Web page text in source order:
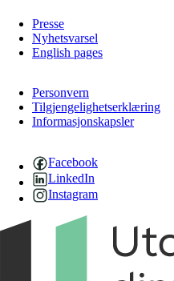
Presse
Nyhetsvarsel
English pages
Personvern
Tilgjengelighetserklæring
Informasjonskapsler
Facebook
LinkedIn
Instagram